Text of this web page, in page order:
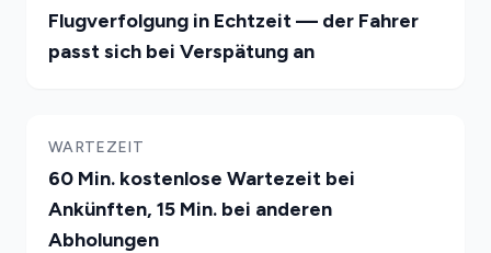
Flugverfolgung in Echtzeit — der Fahrer
passt sich bei Verspätung an
WARTEZEIT
60 Min. kostenlose Wartezeit bei
Ankünften, 15 Min. bei anderen
Abholungen